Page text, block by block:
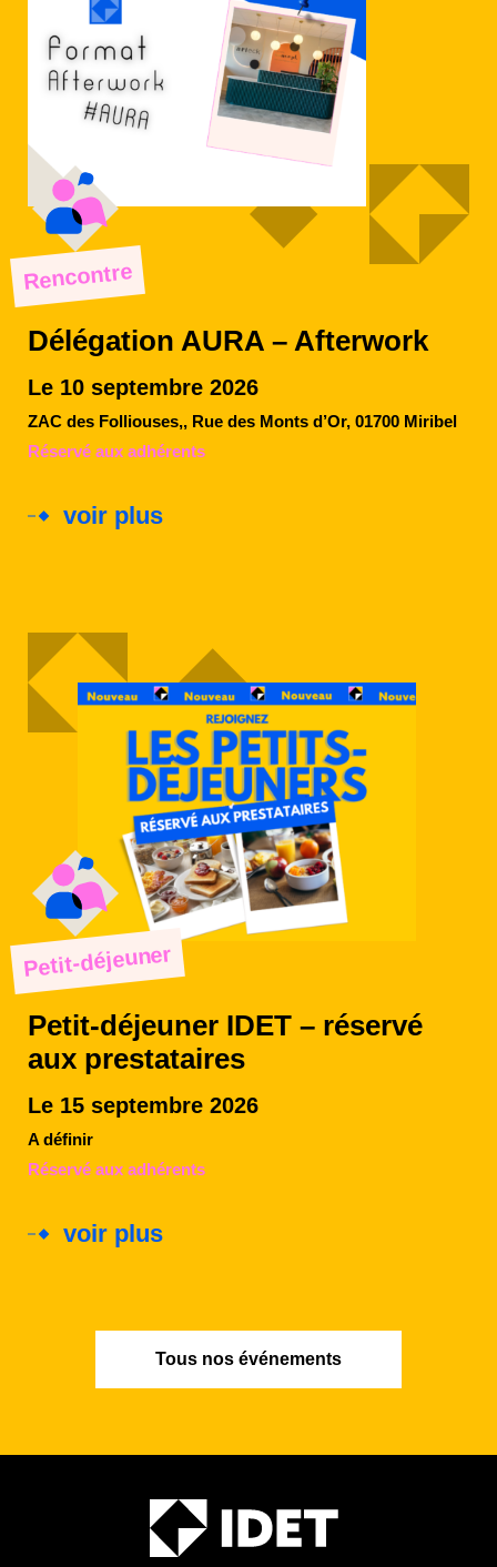
Rencontre
Délégation AURA – Afterwork
Le 10 septembre 2026
ZAC des Folliouses,, Rue des Monts d’Or, 01700 Miribel
Réservé aux adhérents
voir plus
Petit-déjeuner
Petit-déjeuner IDET – réservé
aux prestataires
Le 15 septembre 2026
A définir
Réservé aux adhérents
voir plus
Tous nos événements